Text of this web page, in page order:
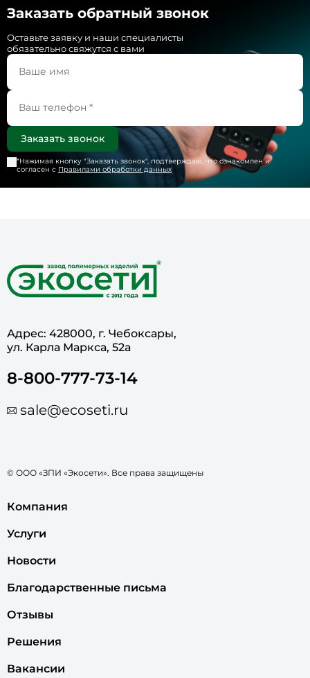
Заказать обратный звонок
Оставьте заявку и наши специалисты
обязательно свяжутся с вами
*Нажимая кнопку "Заказать звонок", подтверждаю, что ознакомлен и
согласен с Правилами обработки данных
Адрес: 428000, г. Чебоксары,
ул. Карла Маркса, 52а
8-800-777-73-14
sale@ecoseti.ru
© ООО «ЗПИ «Экосети». Все права защищены
Компания
Услуги
Новости
Благодарственные письма
Отзывы
Решения
Вакансии